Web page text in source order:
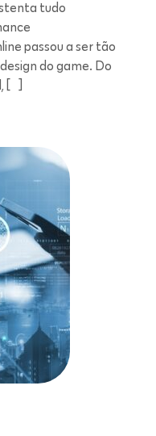
tudo
passou a ser tão
do game. Do
[…]